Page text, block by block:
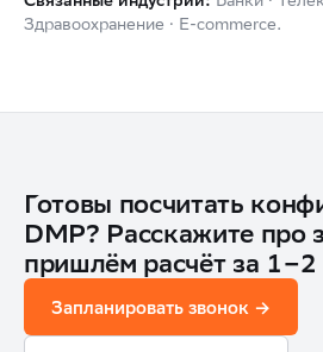
Здравоохранение · E-commerce.
Готовы посчитать
DMP? Расскажите про
пришлём расчёт за 1–2
Запланировать звонок →